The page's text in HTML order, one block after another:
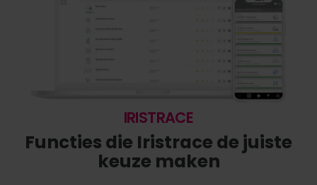
IRISTRACE
Functies die Iristrace de juiste
keuze maken